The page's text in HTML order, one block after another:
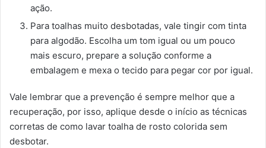
ação.
Para toalhas muito desbotadas, vale tingir com tinta
para algodão. Escolha um tom igual ou um pouco
mais escuro, prepare a solução conforme a
embalagem e mexa o tecido para pegar cor por igual.
Vale lembrar que a prevenção é sempre melhor que a
recuperação, por isso, aplique desde o início as técnicas
corretas de como lavar toalha de rosto colorida sem
desbotar.